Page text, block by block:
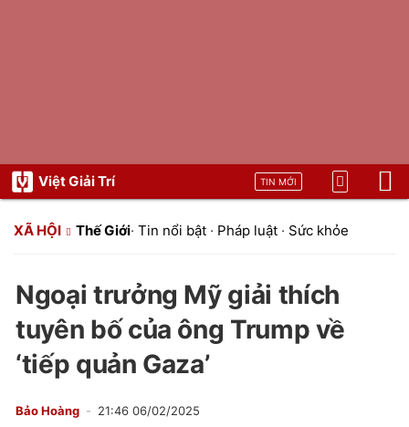
Việt Giải Trí TIN MỚI
XÃ HỘI Thế Giới· Tin nổi bật · Pháp luật · Sức khỏe
Ngoại trưởng Mỹ giải thích
tuyên bố của ông Trump về
‘tiếp quản Gaza’
Bảo Hoàng 21:46 06/02/2025